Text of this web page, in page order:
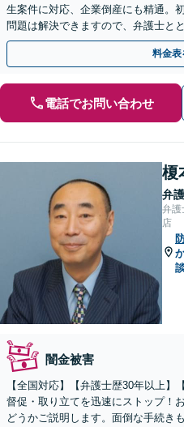
生案件に対応、企業倒産にも精通。
問題は解決できますので、弁護士と
ょう【初回相談無料】【法テラス利
料金表
電話でお問い合わせ
榎
弁
弁護
店
闇金被害
【全国対応】【弁護士歴30年以上
督促・取り立てを迅速にストップ！
どうかご説明します。面倒な手続き